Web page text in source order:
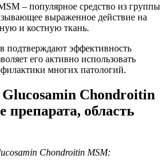
– популярное средство из группы
выраженное действие на
и костную ткань.
подтверждают эффективность
его активно использовать
многих патологий.
Chondroitin
препарата, область
Chondroitin MSM: